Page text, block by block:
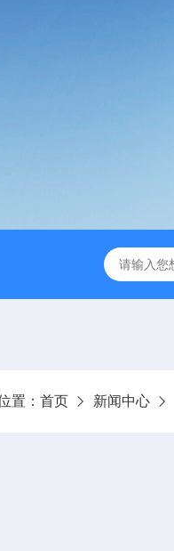
行业无人机规格参数
置： 首页 新闻中心